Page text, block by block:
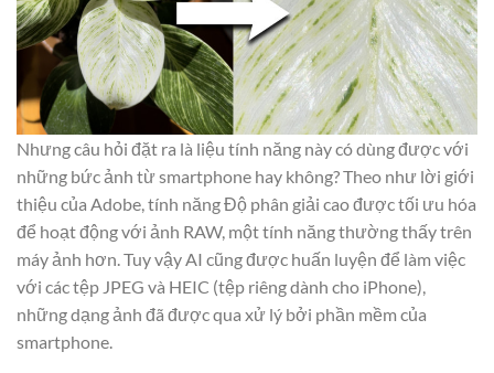
Nhưng câu hỏi đặt ra là liệu tính năng này có dùng được với
những bức ảnh từ smartphone hay không? Theo như lời giới
thiệu của Adobe, tính năng Độ phân giải cao được tối ưu hóa
để hoạt động với ảnh RAW, một tính năng thường thấy trên
máy ảnh hơn. Tuy vậy AI cũng được huấn luyện để làm việc
với các tệp JPEG và HEIC (tệp riêng dành cho iPhone),
những dạng ảnh đã được qua xử lý bởi phần mềm của
smartphone.